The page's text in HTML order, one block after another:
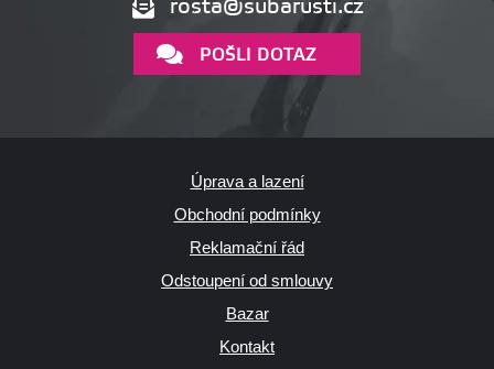
rosta@subarusti.cz
POŠLI DOTAZ
Úprava a lazení
Obchodní podmínky
Reklamační řád
Odstoupení od smlouvy
Bazar
Kontakt